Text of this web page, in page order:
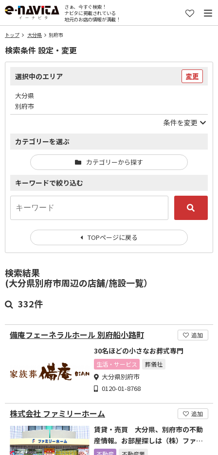
さぁ、今すぐ検索！
ナビタに掲載されている
地元のお店の情報が満載！
トップ 大分県 別府市
検索結果
(大分県別府市周辺の店舗/施設一覧）
332件
備庵フェーネラルホール 別府船小路町 追加
30名ほどの小さなお葬式専門
生活・サービス 葬儀社
大分県別府市
0120-01-8768
株式会社 ファミリーホーム 追加
賃貸・売買 大分県、別府市の不動
産情報。お部屋探しは（株）ファミ
リーホームへ
検索条件 設定・変更
選択中のエリア 変更
大分県
別府市
条件を変更
カテゴリーを選ぶ
カテゴリーから探す
キーワードで絞り込む
TOPページに戻る